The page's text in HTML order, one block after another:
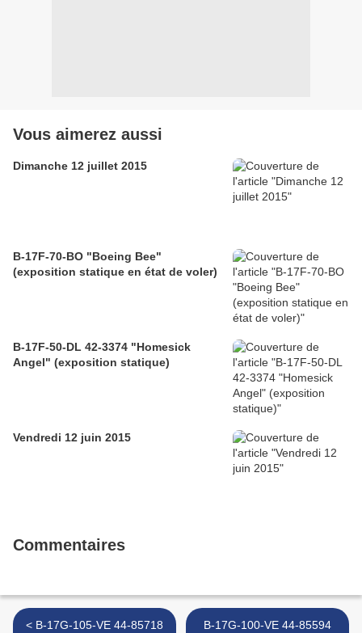
Vous aimerez aussi
Dimanche 12 juillet 2015
B-17F-70-BO "Boeing Bee"
(exposition statique en état de voler)
B-17F-50-DL 42-3374 "Homesick
Angel" (exposition statique)
Vendredi 12 juin 2015
Commentaires
< B-17G-105-VE 44-85718
B-17G-100-VE 44-85594